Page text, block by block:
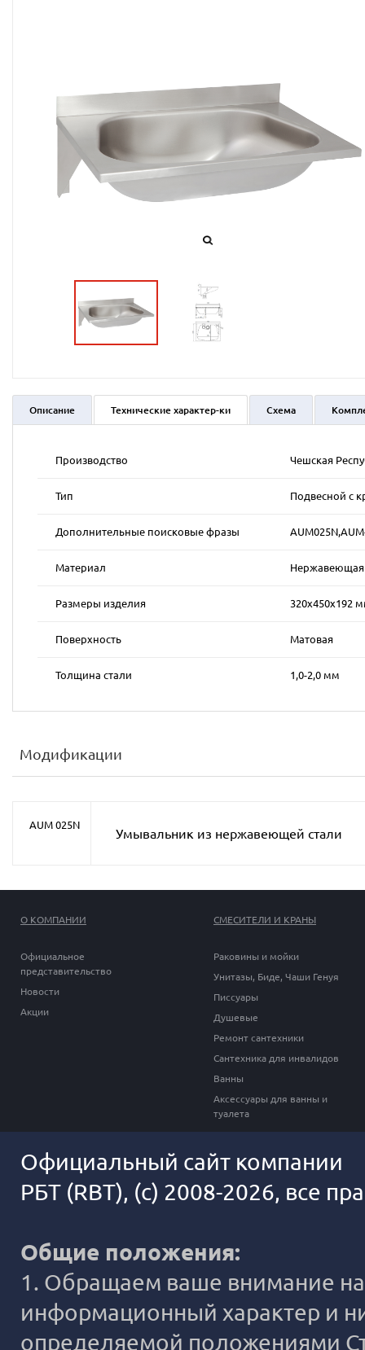
Описание Технические характер-ки Схема
Производство Чешская
Тип Подвесной с
Дополнительные поисковые фразы
Материал Нержавеющая
Размеры изделия 320х450х192
Поверхность Матовая
Толщина стали 1,0-2,0 мм
Модификации
AUM 025N
Умывальник из нержавеющей стали
О КОМПАНИИ
Официальное
представительство
Новости
Акции
СМЕСИТЕЛИ И КРАНЫ
Раковины и мойки
Унитазы, Биде, Чаши Генуя
Писсуары
Душевые
Ремонт сантехники
Сантехника для инвалидов
Ванны
Аксессуары для ванны и
туалета
Официальный сайт компании
РБТ (RBT), (c) 2008-2026, все
Общие положения:
1. Обращаем ваше внимание на
информационный характер и
определяемой положениями